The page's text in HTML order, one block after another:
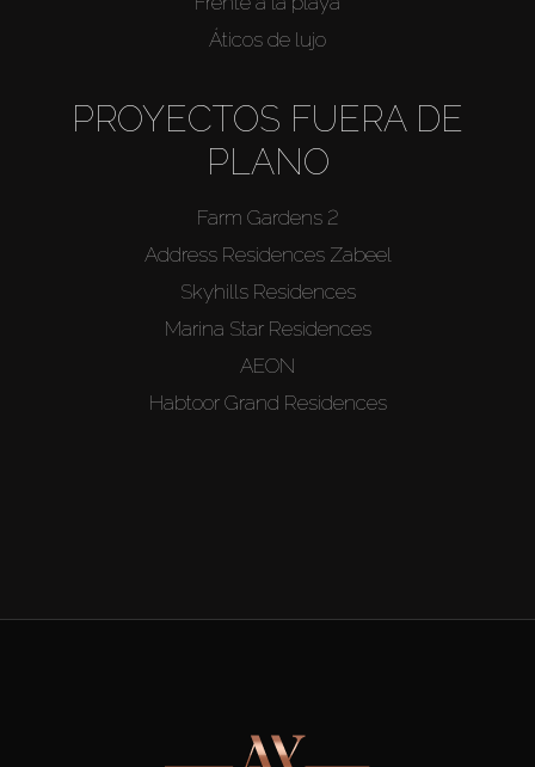
Áticos de lujo
PROYECTOS FUERA DE
PLANO
Farm Gardens 2
Address Residences Zabeel
Skyhills Residences
Marina Star Residences
AEON
Habtoor Grand Residences